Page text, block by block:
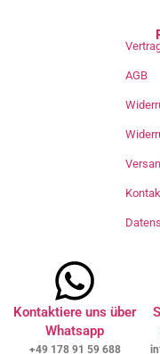
AGB
Kontaktiere uns über
Whatsapp
+49 178 91 59 688